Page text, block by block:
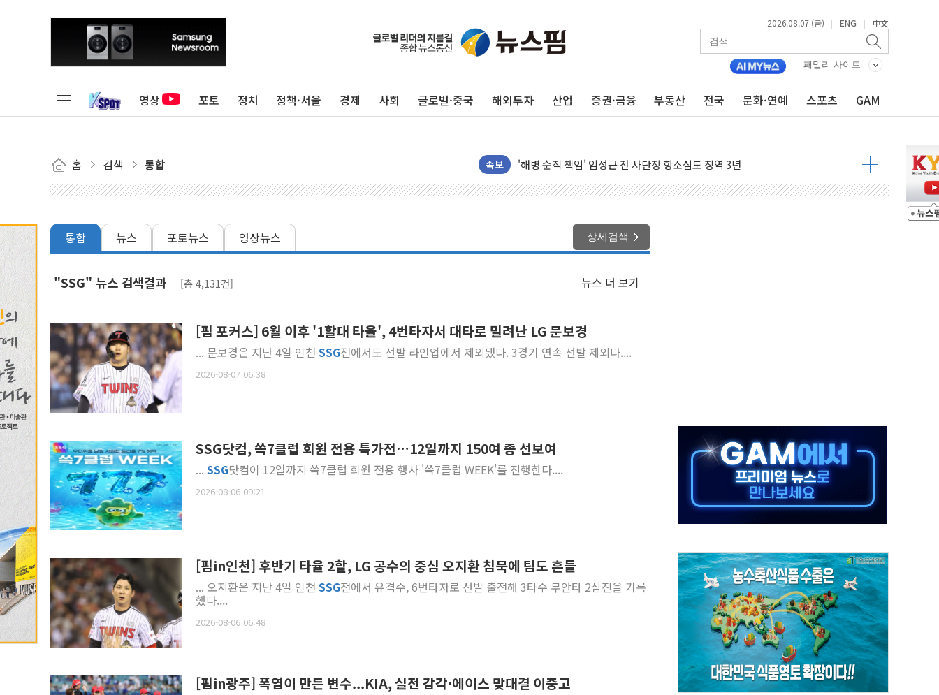
2026.08.07 (금) | ENG | 中文
패밀리 사이트
영상 포토 정치 정책·서울 경제 사회 글로벌·중국 해외투자 산업 증권·금융 부동산 전국 문화·연예 스포츠 GAM
홈 검색 통합 속보
전남광주 화정역 인근 도로 4중 추돌…1명 심정지·5명 부상
청도 문수리 야산서 산불 진화 중...진화헬기 3대 투입
헥토이노베이션, 상반기 매출 첫 2000억원 돌파
우리은행, 고창해상풍력에 4000억 금융 지원
민병덕 "오늘 67개 점포 영업 재개...장바구니에 홈플러스 담아달라" 호소
하나금융이 쏘아 올린 CIFO, 금융지주 포용금융 조직개편 신호탄
코스피·코스닥 오전 동반 하락…내린 종목이 두 배 넘어
"최대 2시간 앞서 침수 예측"…건설연, AI 위험기상 기술 개발
유니슨 "국내생산세액공제·인증제도 개선 수혜 기대"
AI에 승부 건 네이버…내년 AI 팩토리 매출 본격화
日, 4~6월 105조원 환시 개입...4월 말 '56조원' 사상 최대
오렌지플래닛 창업재단, 스타트업 지원 프로그램 성료
경찰, '300억대 사기 혐의' 차가원 대표 구속 송치
통합 뉴스 포토뉴스 영상뉴스 상세검색
"SSG" 뉴스 검색결과 [총 4,131건] 뉴스 더 보기
[핌 포커스] 6월 이후 '1할대 타율', 4번타자서 대타로 밀려난 LG 문보경
... 문보경은 지난 4일 인천 SSG전에서도 선발 라인업에서 제외됐다. 3경기 연속 선발 제외다....
2026-08-07 06:38
SSG닷컴, 쓱7클럽 회원 전용 특가전…12일까지 150여 종 선보여
... SSG닷컴이 12일까지 쓱7클럽 회원 전용 행사 '쓱7클럽 WEEK'를 진행한다....
2026-08-06 09:21
[핌in인천] 후반기 타율 2할, LG 공수의 중심 오지환 침묵에 팀도 흔들
... 오지환은 지난 4일 인천 SSG전에서 유격수, 6번타자로 선발 출전해 3타수 무안타 2삼진을 기록
했다....
2026-08-06 06:48
[핌in광주] 폭염이 만든 변수...KIA, 실전 감각·에이스 맞대결 이중고